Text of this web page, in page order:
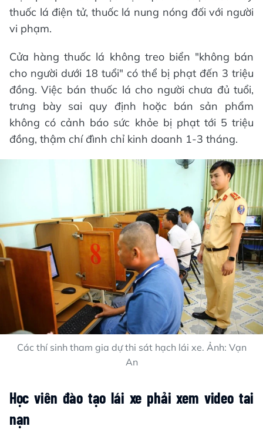
thuốc lá điện tử, thuốc lá nung nóng đối với người
vi phạm.
Cửa hàng thuốc lá không treo biển "không bán
cho người dưới 18 tuổi" có thể bị phạt đến 3 triệu
đồng. Việc bán thuốc lá cho người chưa đủ tuổi,
trưng bày sai quy định hoặc bán sản phẩm
không có cảnh báo sức khỏe bị phạt tới 5 triệu
đồng, thậm chí đình chỉ kinh doanh 1-3 tháng.
Các thí sinh tham gia dự thi sát hạch lái xe. Ảnh: Vạn
An
Học viên đào tạo lái xe phải xem video tai
nạn